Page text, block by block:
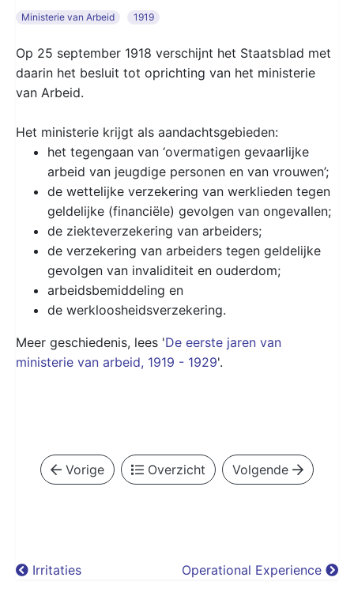
Ministerie van Arbeid 1919
Op 25 september 1918 verschijnt het Staatsblad met
daarin het besluit tot oprichting van het ministerie
van Arbeid.
Het ministerie krijgt als aandachtsgebieden:
het tegengaan van ‘overmatigen gevaarlijke
arbeid van jeugdige personen en van vrouwen’;
de wettelijke verzekering van werklieden tegen
geldelijke (financiële) gevolgen van ongevallen;
de ziekteverzekering van arbeiders;
de verzekering van arbeiders tegen geldelijke
gevolgen van invaliditeit en ouderdom;
arbeidsbemiddeling en
de werkloosheidsverzekering.
Meer geschiedenis, lees 'De eerste jaren van
ministerie van arbeid, 1919 - 1929'.
Vorige Overzicht Volgende
Irritaties Operational Experience